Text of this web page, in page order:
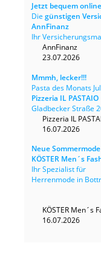
Jetzt bequem
Die günstigen
AnnFinanz
Ihr
AnnFinanz
23.07.2026
Mmmh, lecker!!!
Pasta des Monats
Pizzeria IL PASTAIO
Gladbecker Straße
Pizzeria IL
16.07.2026
Neue
KÖSTER Men´s
Ihr Spezialist für
Herrenmode in
KÖSTER Men´s
16.07.2026